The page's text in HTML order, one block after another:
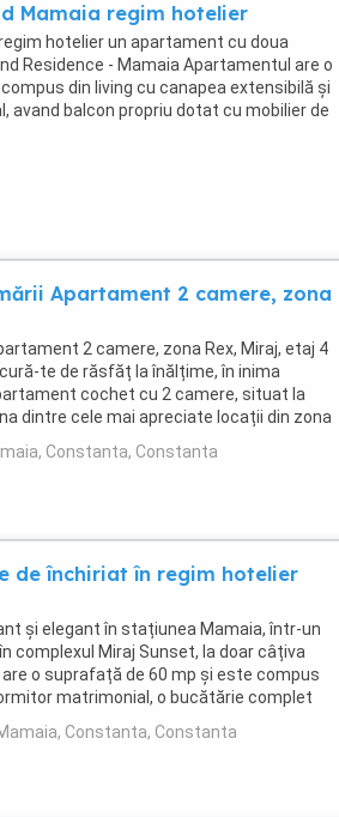
Mamaia regim hotelier
hotelier un apartament cu doua
Residence - Mamaia Apartamentul are o
din living cu canapea extensibilă și
avand balcon propriu dotat cu mobilier de
...
Apartament 2 camere, zona
2 camere, zona Rex, Miraj, etaj 4
te de răsfăț la înălțime, în inima
cochet cu 2 camere, situat la
dintre cele mai apreciate locații din zona
Constanta, Constanta
de închiriat în regim hotelier
și elegant în stațiunea Mamaia, într-un
complexul Miraj Sunset, la doar câțiva
o suprafață de 60 mp și este compus
matrimonial, o bucătărie complet
Constanta, Constanta